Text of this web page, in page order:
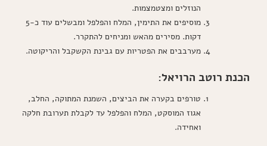
הנוזלים ומצטמצמות.
מוסיפים את התימין, המלח והפלפל ומבשלים עוד כ-5
דקות. מסירים מהאש ומניחים להתקרר.
מערבבים את הפטריות עם גבינת הקשקבל והריקוטה.
הכנת רוטב הרויאל:
טורפים בקערה את הביצים, השמנת המתוקה, החלב,
אגוז המוסקט, המלח והפלפל עד לקבלת תערובת חלקה
ואחידה.